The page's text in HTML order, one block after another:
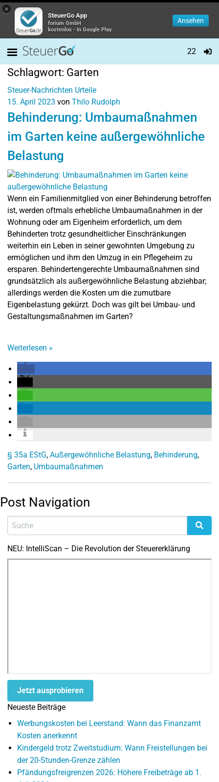
×
SteuerGo App
forium GmbH
kostenlos - In Google Play
Ansehen
22
Schlagwort: Garten
Steuer-Nachrichten Urteile
15. April 2023 von Thilo Rudolph
Behinderung: Umbaumaßnahmen
im Garten keine außergewöhnliche
Belastung
Wenn ein Familienmitglied von einer Behinderung betroffen
ist, werden oftmals erhebliche Umbaumaßnahmen in der
Wohnung oder am Eigenheim erforderlich, um dem
Behinderten trotz gesundheitlicher Einschränkungen
weiterhin ein Leben in seiner gewohnten Umgebung zu
ermöglichen und ihm den Umzug in ein Pflegeheim zu
ersparen. Behindertengerechte Umbaumaßnahmen sind
grundsätzlich als außergewöhnliche Belastung abziehbar;
allerdings werden die Kosten um die zumutbare
Eigenbelastung gekürzt. Doch was gilt bei Umbau- und
Gestaltungsmaßnahmen im Garten?
Weiterlesen »
§ 35a EStG, Außergewöhnliche Belastung, Behinderung,
Garten, Umbaumaßnahmen
Post Navigation
NEU: IntelliScan – Die Revolution der Steuererklärung
Jetzt ausprobieren
Neueste Beiträge
Werbungskosten bei Leerstand: Wann das Finanzamt
Kosten anerkennt
Kindergeld trotz Zweitstudium: Wann Freistellungen bei
der 20-Stunden-Grenze zählen
Pfändungsfreigrenzen 2026: Höhere Freibeträge ab 1.